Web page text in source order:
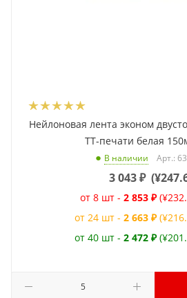
Нейлоновая лента эконом
ТТ-печати белая
В наличии Арт.:
3 043₽ (
от 8 шт - 2 853 ₽
от 24 шт - 2 663 ₽
от 40 шт - 2 472 ₽